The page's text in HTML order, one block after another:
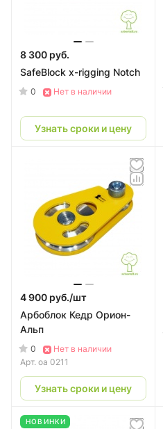
8 300 руб.
SafeBlock x-rigging Notch
0 Нет в наличии
Узнать сроки и цену
4 900 руб./шт
Арбоблок Кедр Орион-
Альп
0
Нет в наличии
Арт. оа 0211
Узнать сроки и цену
НОВИНКИ